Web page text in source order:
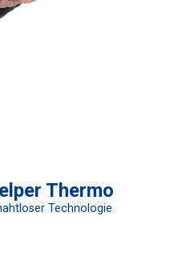
Thermo
Technologie